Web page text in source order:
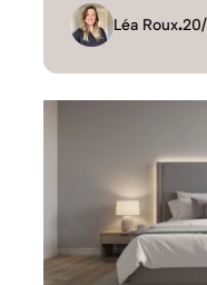
Léa Roux.